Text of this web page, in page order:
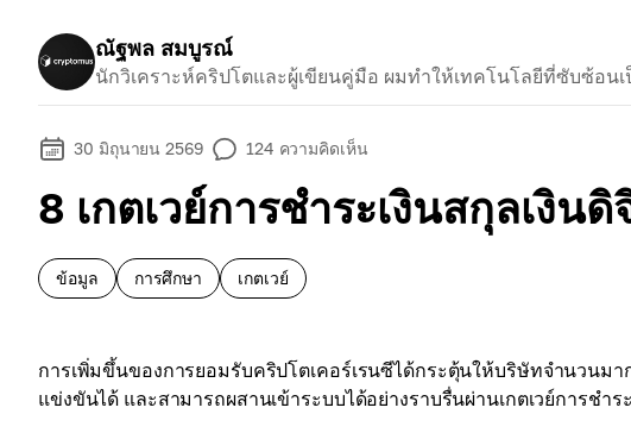
ณัฐพล สมบูรณ์
นักวิเคราะห์คริปโตและผู้เขียนคู่มือ ผมทำให้เทคโนโลยีที่ซับซ้อนเป็
30 มิถุนายน 2569 124 ความคิดเห็น
8 เกตเวย์การชำระเงินสกุลเงิน
ข้อมูล การศึกษา เกตเวย์
การเพิ่มขึ้นของการยอมรับคริปโตเคอร์เรนซีได้กระตุ้นให้บริษัทจำนวนม
แข่งขันได้ และสามารถผสานเข้าระบบได้อย่างราบรื่นผ่านเกตเวย์การชำร